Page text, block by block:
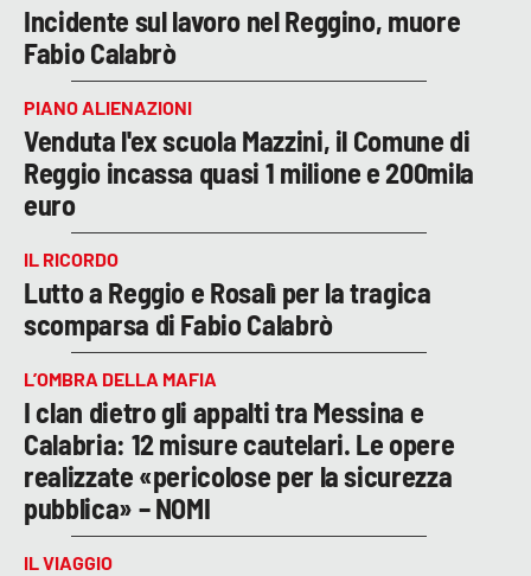
Incidente sul lavoro nel Reggino, muore
Fabio Calabrò
PIANO ALIENAZIONI
Venduta l'ex scuola Mazzini, il Comune di
Reggio incassa quasi 1 milione e 200mila
euro
IL RICORDO
Lutto a Reggio e Rosalì per la tragica
scomparsa di Fabio Calabrò
L’OMBRA DELLA MAFIA
I clan dietro gli appalti tra Messina e
Calabria: 12 misure cautelari. Le opere
realizzate «pericolose per la sicurezza
pubblica» – NOMI
IL VIAGGIO